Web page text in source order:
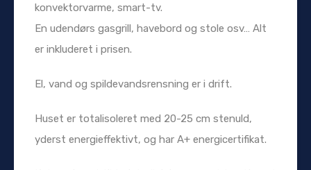
konvektorvarme, smart-tv.
En udendørs gasgrill, havebord og stole osv… Alt
er inkluderet i prisen.
El, vand og spildevandsrensning er i drift.
Huset er totalisoleret med 20-25 cm stenuld,
yderst energieffektivt, og har A+ energicertifikat.